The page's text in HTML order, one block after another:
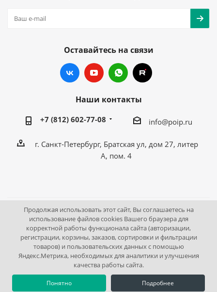
Оставайтесь на связи
Наши контакты
+7 (812) 602-77-08 info@poip.ru
г. Санкт-Петербург, Братская ул, дом 27, литер
А, пом. 4
2009 - 2026 © Промышленное оборудование Интернет
портал.
195043, г. Санкт-Петербург, Братская ул, дом 27, литер А,
пом. 4
Продолжая использовать этот сайт, Вы соглашаетесь на
использование файлов cookies Вашего браузера для
корректной работы функционала сайта (авторизации,
регистрации, корзины, заказов, сортировки и фильтрации
товаров) и пользовательских данных с помощью
Яндекс.Метрика, необходимых для аналитики и улучшения
качества работы сайта.
Понятно Подробнее